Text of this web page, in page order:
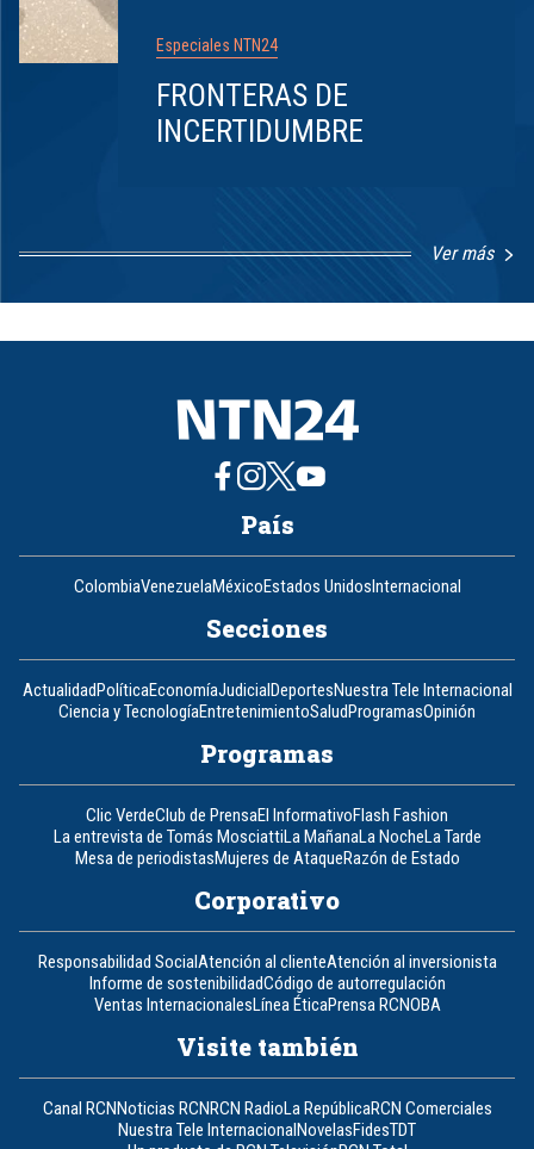
Especiales NTN24
FRONTERAS DE
INCERTIDUMBRE
Ver más
1
8
País
ColombiaVenezuelaMéxicoEstados UnidosInternacional
Secciones
ActualidadPolíticaEconomíaJudicialDeportesNuestra Tele Internacional
Ciencia y TecnologíaEntretenimientoSaludProgramasOpinión
Programas
Clic VerdeClub de PrensaEl InformativoFlash Fashion
La entrevista de Tomás MosciattiLa MañanaLa NocheLa Tarde
Mesa de periodistasMujeres de AtaqueRazón de Estado
Corporativo
Responsabilidad SocialAtención al clienteAtención al inversionista
Informe de sostenibilidadCódigo de autorregulación
Ventas InternacionalesLínea ÉticaPrensa RCNOBA
Visite también
Canal RCNNoticias RCNRCN RadioLa RepúblicaRCN Comerciales
Nuestra Tele InternacionalNovelasFidesTDT